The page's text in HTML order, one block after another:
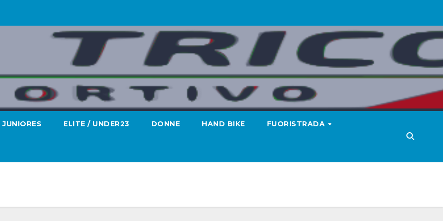
JUNIORES ELITE / UNDER23 DONNE HAND BIKE FUORISTRADA